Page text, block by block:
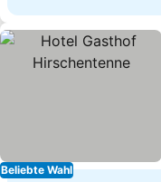
Beliebte Wahl